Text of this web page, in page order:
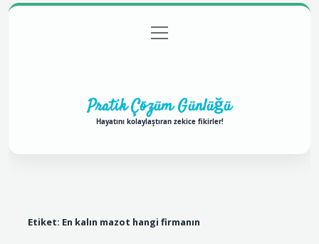
Gizlilik Politikası
menüyü
aç
Pratik Çözüm Günlüğü
Hayatını kolaylaştıran zekice fikirler!
Etiket: En kalın mazot hangi firmanın